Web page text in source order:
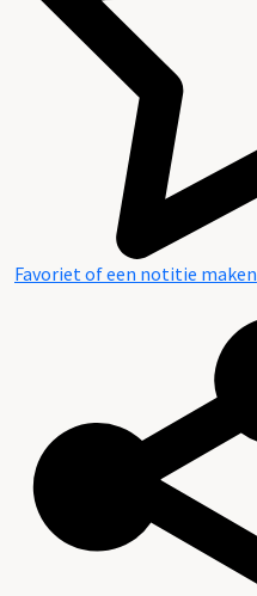
Favoriet of een notitie maken